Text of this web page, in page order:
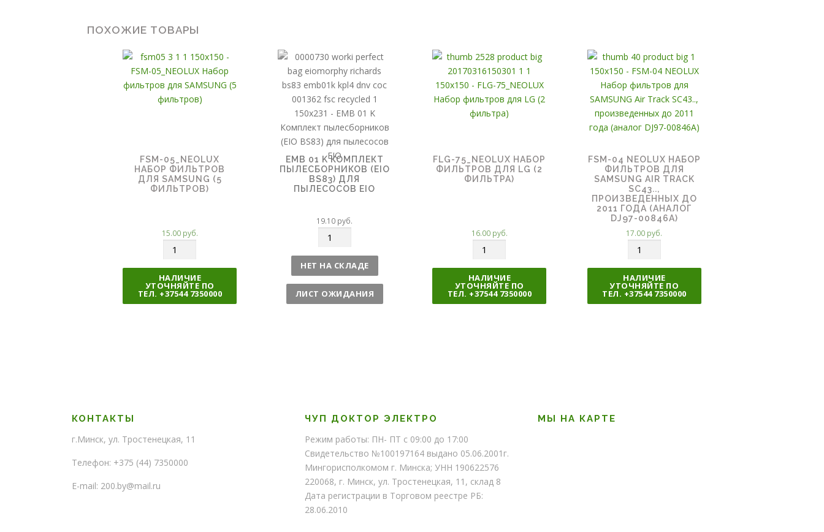
ПОХОЖИЕ ТОВАРЫ
FSM-05_NEOLUX
НАБОР ФИЛЬТРОВ
ДЛЯ SAMSUNG (5
ФИЛЬТРОВ)
15.00 руб.
л
и
ч
НАЛИЧИЕ
УТОЧНЯЙТЕ ПО
ТЕЛ. +37544 7350000
EMB 01 K КОМПЛЕКТ
ПЫЛЕСБОРНИКОВ (EIO
BS83) ДЛЯ
ПЫЛЕСОСОВ EIO
19.10 руб.
л
и
ч
е
НЕТ НА СКЛАДЕ
ЛИСТ ОЖИДАНИЯ
FLG-75_NEOLUX НАБОР
ФИЛЬТРОВ ДЛЯ LG (2
ФИЛЬТРА)
16.00 руб.
л
и
ч
НАЛИЧИЕ
УТОЧНЯЙТЕ ПО
ТЕЛ. +37544 7350000
FSM-04 NEOLUX НАБОР
ФИЛЬТРОВ ДЛЯ
SAMSUNG AIR TRACK
SC43..,
ПРОИЗВЕДЕННЫХ ДО
2011 ГОДА (АНАЛОГ
DJ97-00846A)
17.00 руб.
л
и
ч
НАЛИЧИЕ
УТОЧНЯЙТЕ ПО
ТЕЛ. +37544 7350000
КОНТАКТЫ
г.Минск, ул. Тростенецкая, 11
Телефон: +375 (44) 7350000
E-mail: 200.by@mail.ru
ЧУП ДОКТОР ЭЛЕКТРО
Режим работы: ПН- ПТ с 09:00 до 17:00
Свидетельство №100197164 выдано 05.06.2001г.
Мингорисполкомом г. Минска; УНН 190622576
220068, г. Минск, ул. Тростенецкая, 11, склад 8
Дата регистрации в Торговом реестре РБ:
28.06.2010
МЫ НА КАРТЕ